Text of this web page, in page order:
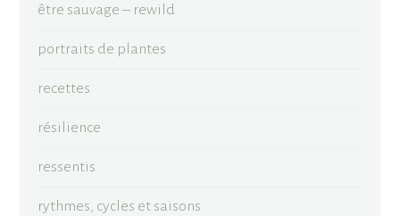
être sauvage – rewild
portraits de plantes
recettes
résilience
ressentis
rythmes, cycles et saisons